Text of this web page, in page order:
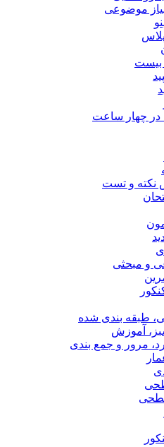
موضوعی
بیست
در چهار ساعت
نکته و تست
و مبحثی
طبقه بندی شده
آموزش
مرور و جمع بندی